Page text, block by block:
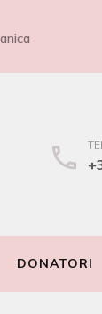
DONATORI